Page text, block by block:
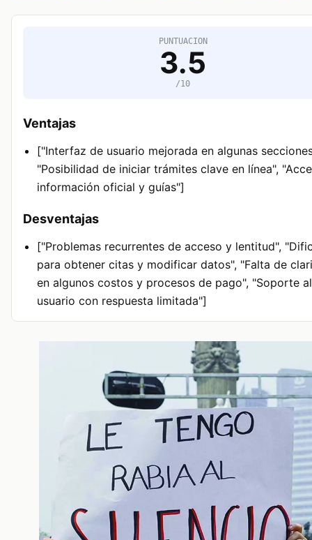
PUNTUACION
3.5
/10
Ventajas
["Interfaz de usuario mejorada en algunas
"Posibilidad de iniciar trámites clave en línea",
información oficial y guías"]
Desventajas
["Problemas recurrentes de acceso y lentitud",
para obtener citas y modificar datos", "Falta de
en algunos costos y procesos de pago", "Soporte al
usuario con respuesta limitada"]